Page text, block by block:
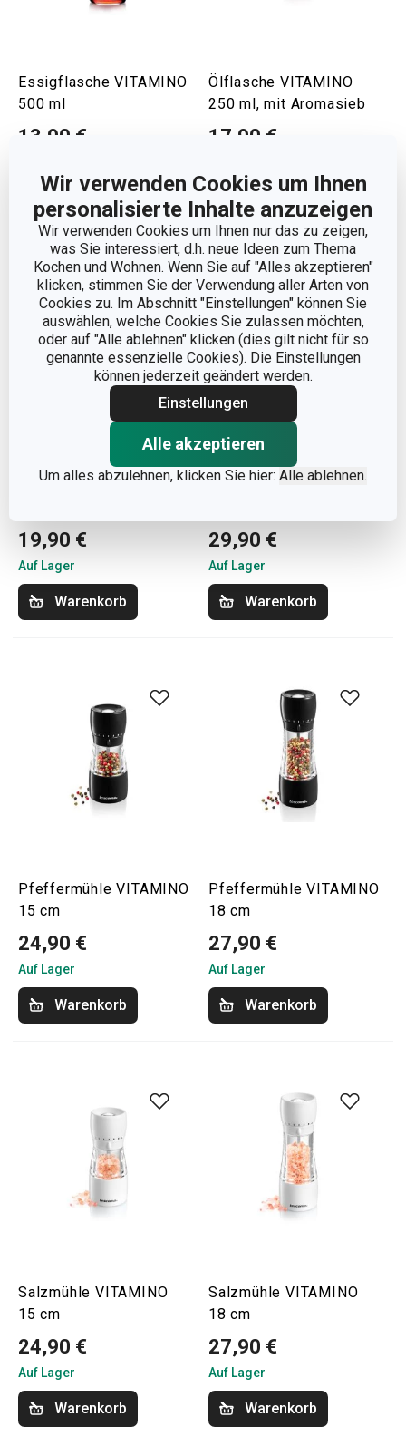
Wir verwenden Cookies um Ihnen
personalisierte Inhalte anzuzeigen
Wir verwenden Cookies um Ihnen nur das zu zeigen,
was Sie interessiert, d.h. neue Ideen zum Thema
Kochen und Wohnen. Wenn Sie auf "Alles akzeptieren"
klicken, stimmen Sie der Verwendung aller Arten von
Cookies zu. Im Abschnitt "Einstellungen" können Sie
auswählen, welche Cookies Sie zulassen möchten,
oder auf "Alle ablehnen" klicken (dies gilt nicht für so
genannte essenzielle Cookies). Die Einstellungen
können jederzeit geändert werden.
Einstellungen
Alle akzeptieren
Um alles abzulehnen, klicken Sie hier: Alle ablehnen.
Essigflasche VITAMINO
500 ml
13,90 €
Warenkorb
Ölflasche VITAMINO
250 ml, mit Aromasieb
17,90 €
Ölflasche VITAMINO
19,90 €
Auf Lager
Warenkorb
Set Öl-Essig VITAMINO
29,90 €
Auf Lager
Warenkorb
Pfeffermühle VITAMINO
15 cm
24,90 €
Auf Lager
Warenkorb
Pfeffermühle VITAMINO
18 cm
27,90 €
Auf Lager
Warenkorb
Salzmühle VITAMINO
15 cm
24,90 €
Auf Lager
Warenkorb
Salzmühle VITAMINO
18 cm
27,90 €
Auf Lager
Warenkorb